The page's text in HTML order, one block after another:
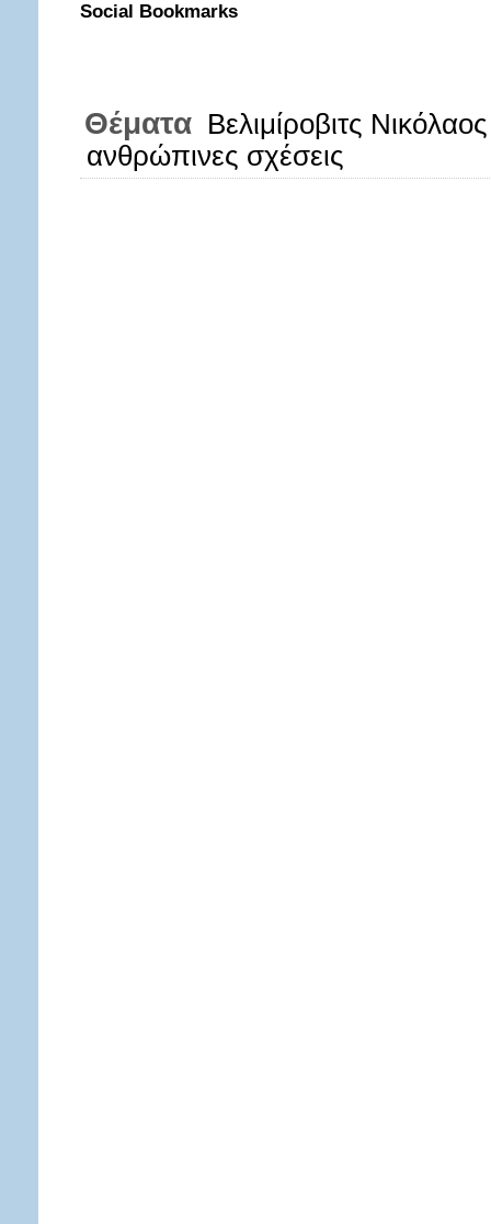
Social Bookmarks
Θέματα Βελιμίροβιτς
ανθρώπινες σχέσεις